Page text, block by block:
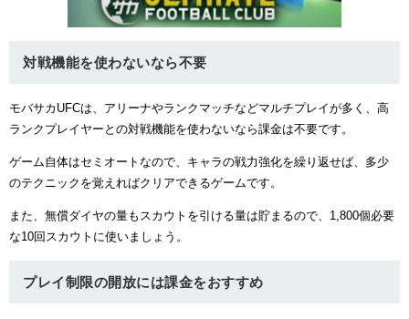
対戦機能を使わないなら不要
モバサカUFCは、アリーナやランクマッチなどマルチプレイが多く、高
ランクプレイヤーとの対戦機能を使わないなら課金は不要です。
ゲーム自体はセミオートなので、キャラの戦力強化を繰り返せば、多少
のテクニックを覚えればクリアできるゲームです。
また、無償ダイヤの量もスカウトを引ける量は貯まるので、1,800個必要
な10回スカウトに使いましょう。
プレイ制限の開放には課金をおすすめ